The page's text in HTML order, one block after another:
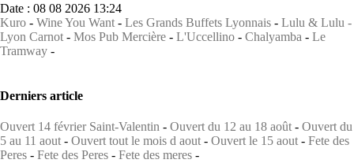
Date : 08 08 2026 13:24
Kuro - Wine You Want - Les Grands Buffets Lyonnais - Lulu & Lulu -
Lyon Carnot - Mos Pub Mercière - L'Uccellino - Chalyamba - Le
Tramway -
Derniers article
Ouvert 14 février Saint-Valentin - Ouvert du 12 au 18 août - Ouvert du
5 au 11 aout - Ouvert tout le mois d aout - Ouvert le 15 aout - Fete des
Peres - Fete des Peres - Fete des meres -